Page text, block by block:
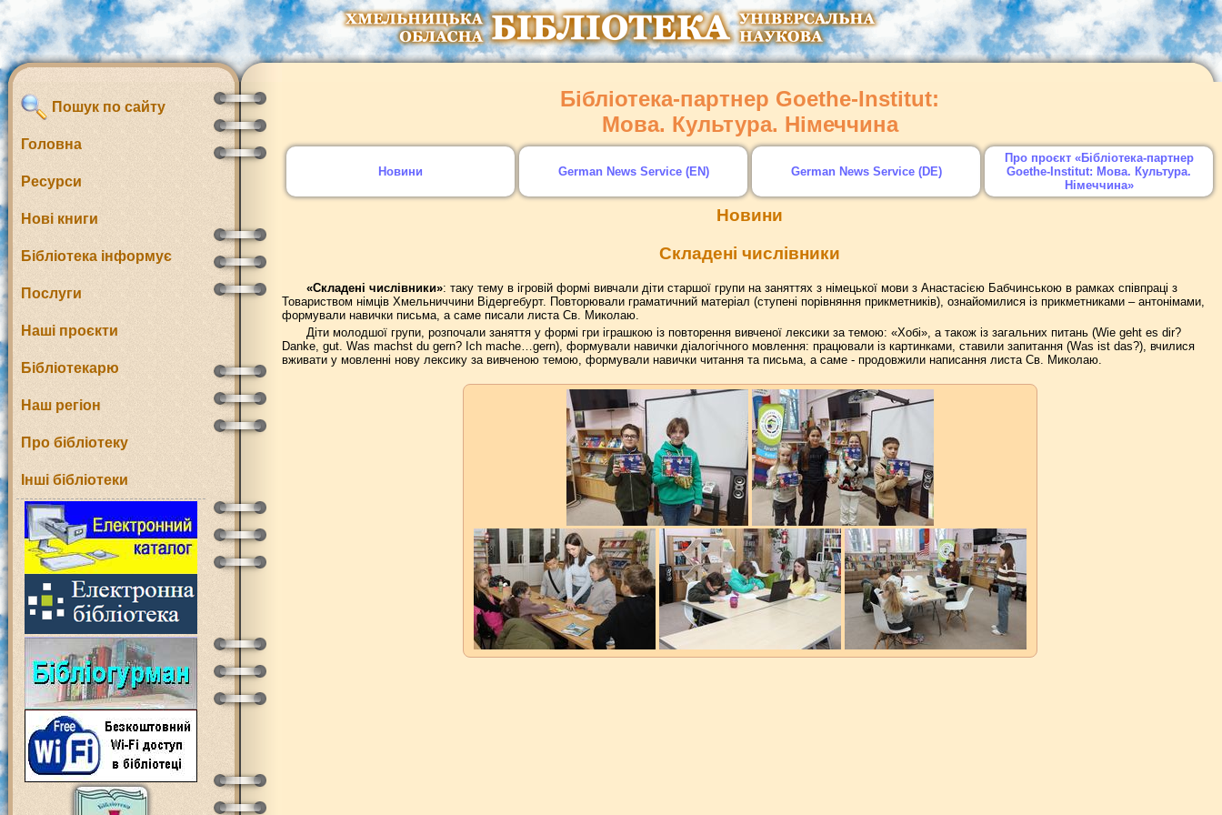
Пошук по сайту
Головна
Ресурси
Нові книги
Бібліотека інформує
Послуги
Наші проєкти
Бібліотекарю
Наш регіон
Про бібліотеку
Інші бібліотеки
Бібліотека-партнер Goethe-Institut:
Мова. Культура. Німеччина
Новини German News Service (EN) German News Service (DE)
Про проєкт «Бібліотека-партнер
Goethe-Institut: Мова. Культура.
Німеччина»
Новини
Складені числівники
«Складені числівники»: таку тему в ігровій формі вивчали діти старшої групи на заняттях з німецької мови з Анастасією Бабчинською в рамках співпраці з
Товариством німців Хмельниччини Відергебурт. Повторювали граматичний матеріал (ступені порівняння прикметників), ознайомилися із прикметниками – антонімами,
формували навички письма, а саме писали листа Св. Миколаю.
Діти молодшої групи, розпочали заняття у формі гри іграшкою із повторення вивченої лексики за темою: «Хобі», а також із загальних питань (Wie geht es dir?
Danke, gut. Was machst du gern? Ich mache…gern), формували навички діалогічного мовлення: працювали із картинками, ставили запитання (Was ist das?), вчилися
вживати у мовленні нову лексику за вивченою темою, формували навички читання та письма, а саме - продовжили написання листа Св. Миколаю.